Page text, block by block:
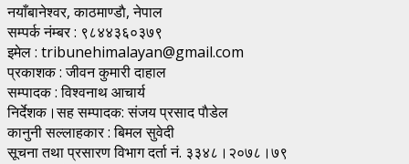
नयाँबानेश्वर, काठमाण्डाै, नेपाल
सम्पर्क नंम्बर : ९८४४३६०३७९
इमेल : tribunehimalayan@gmail.com
प्रकाशक : जीवन कुमारी दाहाल
सम्पादक : विश्वनाथ आचार्य
निर्देशक।सह सम्पादक: संजय प्रसाद पाैडेल
कानुनी सल्लाहकार : बिमल सुवेदी
सूचना तथा प्रसारण विभाग दर्ता नं. ३३४८।२०७८।७९